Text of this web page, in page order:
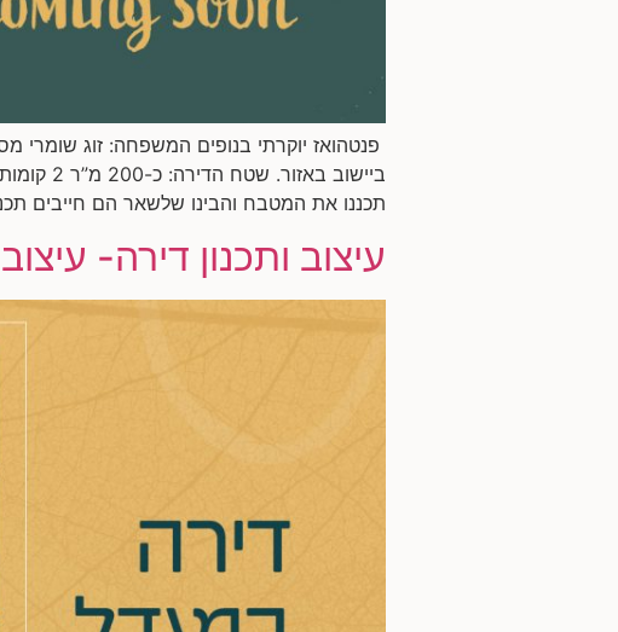
פנטהואז יוקרתי בנופים המשפחה: זוג
תכננו את המטבח והבינו שלשאר הם חייבים
עיצוב ותכנון דירה-